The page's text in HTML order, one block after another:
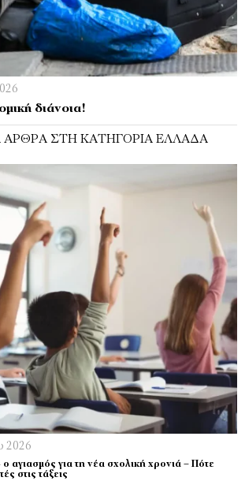
διάνοια!
ΆΡΘΡΑ ΣΤΗ ΚΑΤΗΓΟΡΊΑ ΕΛΛΆΔΑ
2026
αγιασμός για τη νέα σχολική χρονιά – Πότε
στις τάξεις